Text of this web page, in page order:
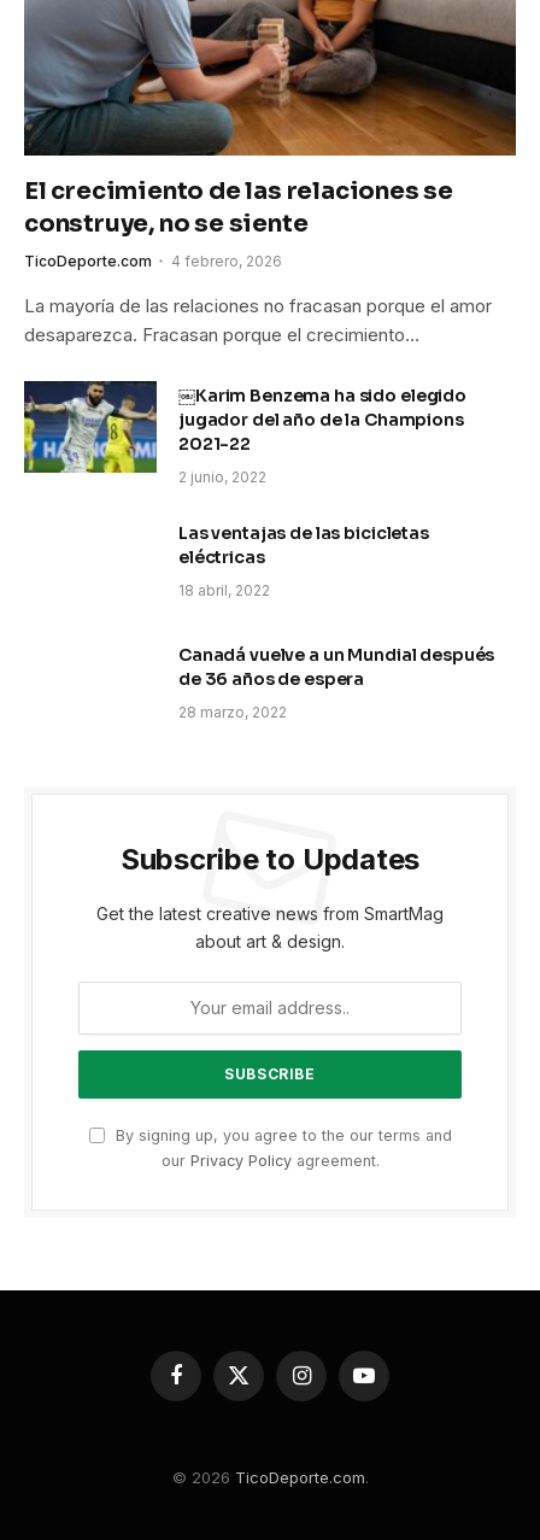
El crecimiento de las relaciones se
construye, no se siente
TicoDeporte.com 4 febrero, 2026
La mayoría de las relaciones no fracasan porque el amor
desaparezca. Fracasan porque el crecimiento…
￼Karim Benzema ha sido elegido
jugador del año de la Champions
2021-22
2 junio, 2022
Las ventajas de las bicicletas
eléctricas
18 abril, 2022
Canadá vuelve a un Mundial después
de 36 años de espera
28 marzo, 2022
Subscribe to Updates
Get the latest creative news from SmartMag
about art & design.
By signing up, you agree to the our terms and
our Privacy Policyagreement.
Facebook
X
(Twitter)
InstagramYouTube
© 2026 TicoDeporte.com.